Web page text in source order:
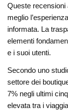
Queste recensioni
meglio
informata. La
elementi
e i suoi utenti.
Secondo uno
settore dei
7% negli ultimi
elevata tra i